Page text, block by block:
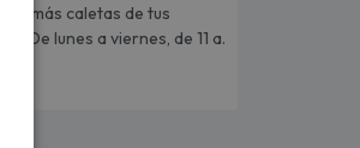
más caletas de tus
De lunes a viernes, de 11 a.